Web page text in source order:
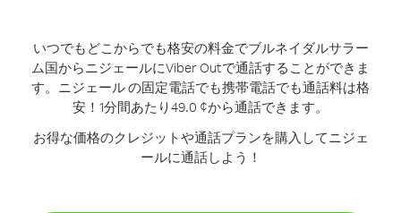
いつでもどこからでも格安の料金でブルネイダルサラー
ム国からニジェールにViber Outで通話することができま
す。 ニジェール の固定電話でも携帯電話でも通話料は格
安！1分間あたり49.0 ¢から通話できます。
お得な価格のクレジットや通話プランを購入してニジェ
ールに通話しよう！